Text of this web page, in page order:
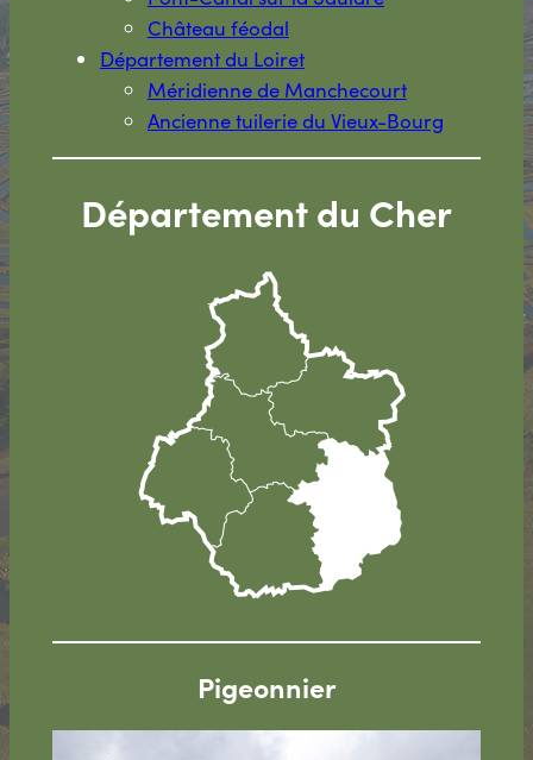
Château féodal
Département du Loiret
Méridienne de Manchecourt
Ancienne tuilerie du Vieux-Bourg
Département du Cher
Pigeonnier